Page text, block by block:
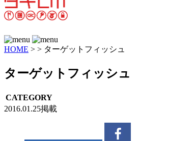
HOME > > ターゲットフィッシュ
ターゲットフィッシュ
CATEGORY
2016.01.25掲載